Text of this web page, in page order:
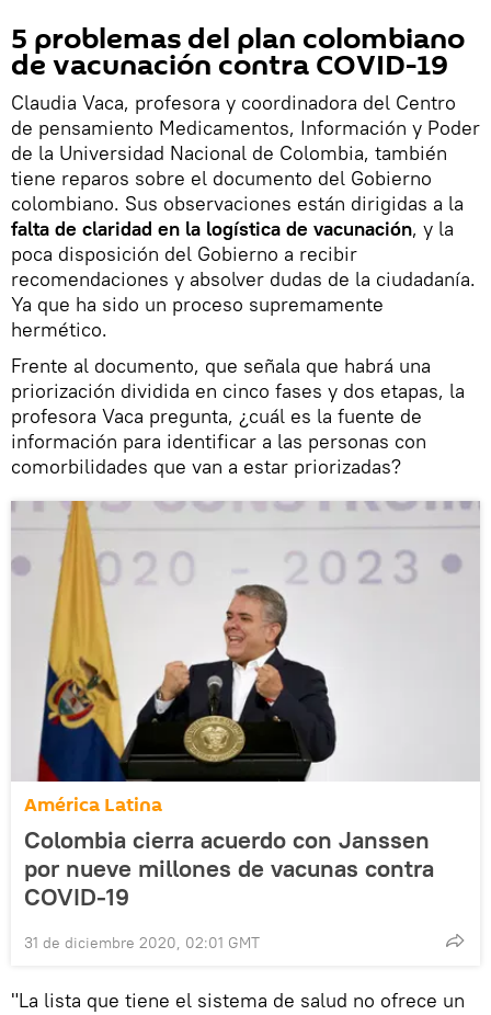
5 problemas del plan colombiano
de vacunación contra COVID-19
Claudia Vaca, profesora y coordinadora del Centro
de pensamiento Medicamentos, Información y Poder
de la Universidad Nacional de Colombia, también
tiene reparos sobre el documento del Gobierno
colombiano. Sus observaciones están dirigidas a la
falta de claridad en la logística de vacunación, y la
poca disposición del Gobierno a recibir
recomendaciones y absolver dudas de la ciudadanía.
Ya que ha sido un proceso supremamente
hermético.
Frente al documento, que señala que habrá una
priorización dividida en cinco fases y dos etapas, la
profesora Vaca pregunta, ¿cuál es la fuente de
información para identificar a las personas con
comorbilidades que van a estar priorizadas?
América Latina
Colombia cierra acuerdo con Janssen
por nueve millones de vacunas contra
COVID-19
31 de diciembre 2020, 02:01 GMT
"La lista que tiene el sistema de salud no ofrece un